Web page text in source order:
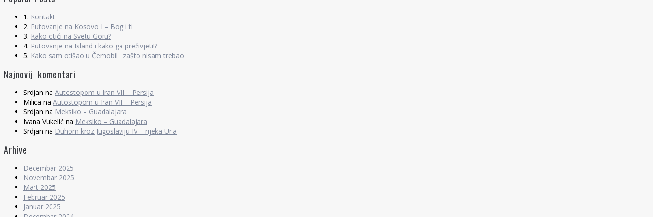
1. Kontakt
2. Putovanje na Kosovo I – Bog i ti
3. Kako otići na Svetu Goru?
4. Putovanje na Island i kako ga preživjeti!?
5. Kako sam otišao u Černobil i zašto nisam trebao
Najnoviji komentari
Srdjan na Autostopom u Iran VII – Persija
Milica na Autostopom u Iran VII – Persija
Srdjan na Meksiko – Guadalajara
Ivana Vukelić na Meksiko – Guadalajara
Srdjan na Duhom kroz Jugoslaviju IV – rijeka Una
Arhive
Decembar 2025
Novembar 2025
Mart 2025
Februar 2025
Januar 2025